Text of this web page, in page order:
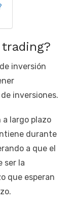
inversión
inversiones.
largo plazo
durante
a que el
ser la
que esperan